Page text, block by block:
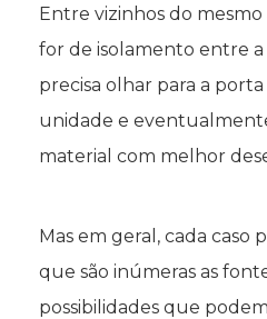
Entre vizinhos do
for de isolamento entre a
precisa olhar para a porta
unidade e
material com melhor
Mas em geral, cada caso
que são inúmeras as
possibilidades que